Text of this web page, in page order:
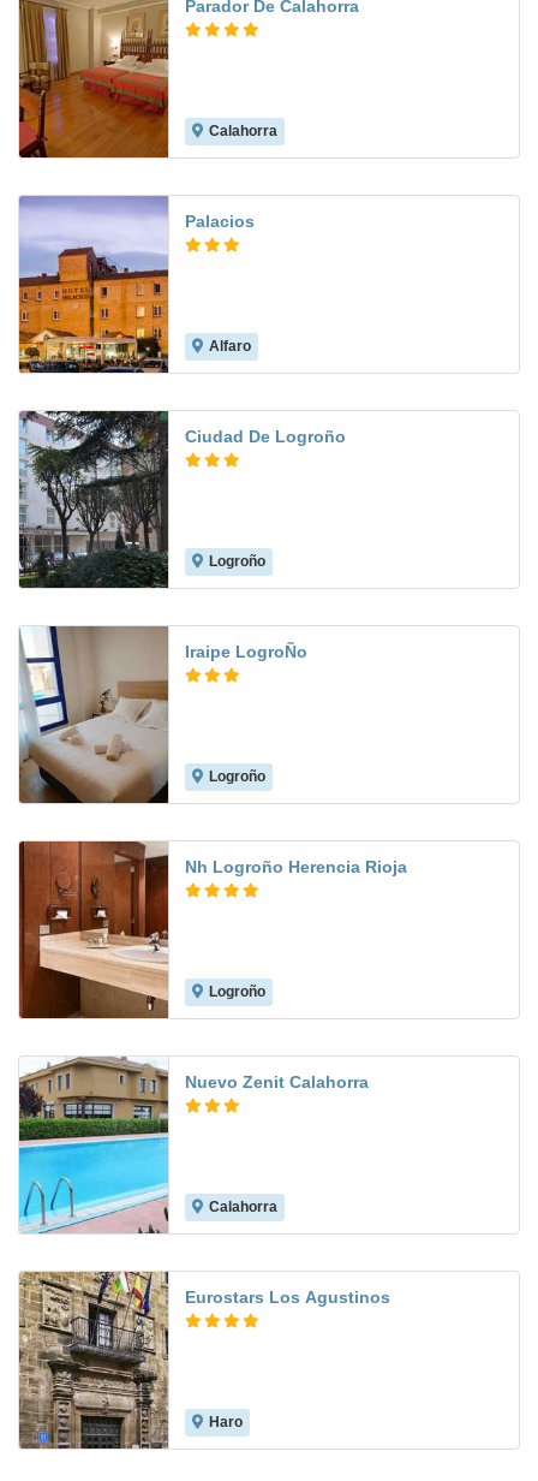
Parador De Calahorra
Calahorra
Palacios
Alfaro
Ciudad De Logroño
Logroño
Iraipe LogroÑo
Logroño
Nh Logroño Herencia Rioja
Logroño
Nuevo Zenit Calahorra
Calahorra
Eurostars Los Agustinos
Haro